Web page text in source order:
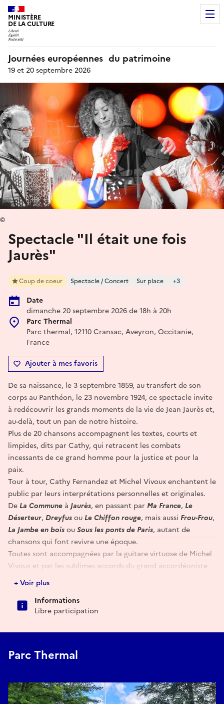
MINISTÈRE
DE LA CULTURE
Journées européennes du patrimoine
19 et 20 septembre 2026
Spectacle "Il était une fois
Jaurès"
Coup de coeur Spectacle / Concert Sur place +3
Date
dimanche 20 septembre 2026 de 18h à 20h
Parc Thermal
Parc thermal, 12110 Cransac, Aveyron, Occitanie,
France
Ajouter à mes favoris
©
De sa naissance, le 3 septembre 1859, au transfert de son
corps au Panthéon, le 23 novembre 1924, ce spectacle invite
à redécouvrir les grands moments de la vie de Jean Jaurès et,
au-delà, tout un pan de notre histoire.
Plus de 20 chansons accompagnent les textes, courts et
limpides, dits par Cathy, qui retracent les combats
incessants de ce grand homme pour la justice et pour la
paix.
Tour à tour, Cathy Fernandez et Michel Vivoux enchantent le
public par leurs interprétations personnelles et originales.
DeLa Commune à Jaurès, en passant par Ma France, Le
Déserteur, DreyfusouLe Chiffon rouge, mais aussi Frou-Frou,
La Jambe en boisouSous les ponts de Paris, autant de
chansons qui font revivre une époque.
Toutes sont accompagnées par la guitare virtuose de Michel
Vivoux et par les sublimes accords du grand accordéoniste
Claude Delrieu.
Un beau spectacle vivant, interprété avec sensibilité et
justesse par trois artistes généreux et talentueux.
+ Voir plus
Informations
Libre participation
Parc Thermal